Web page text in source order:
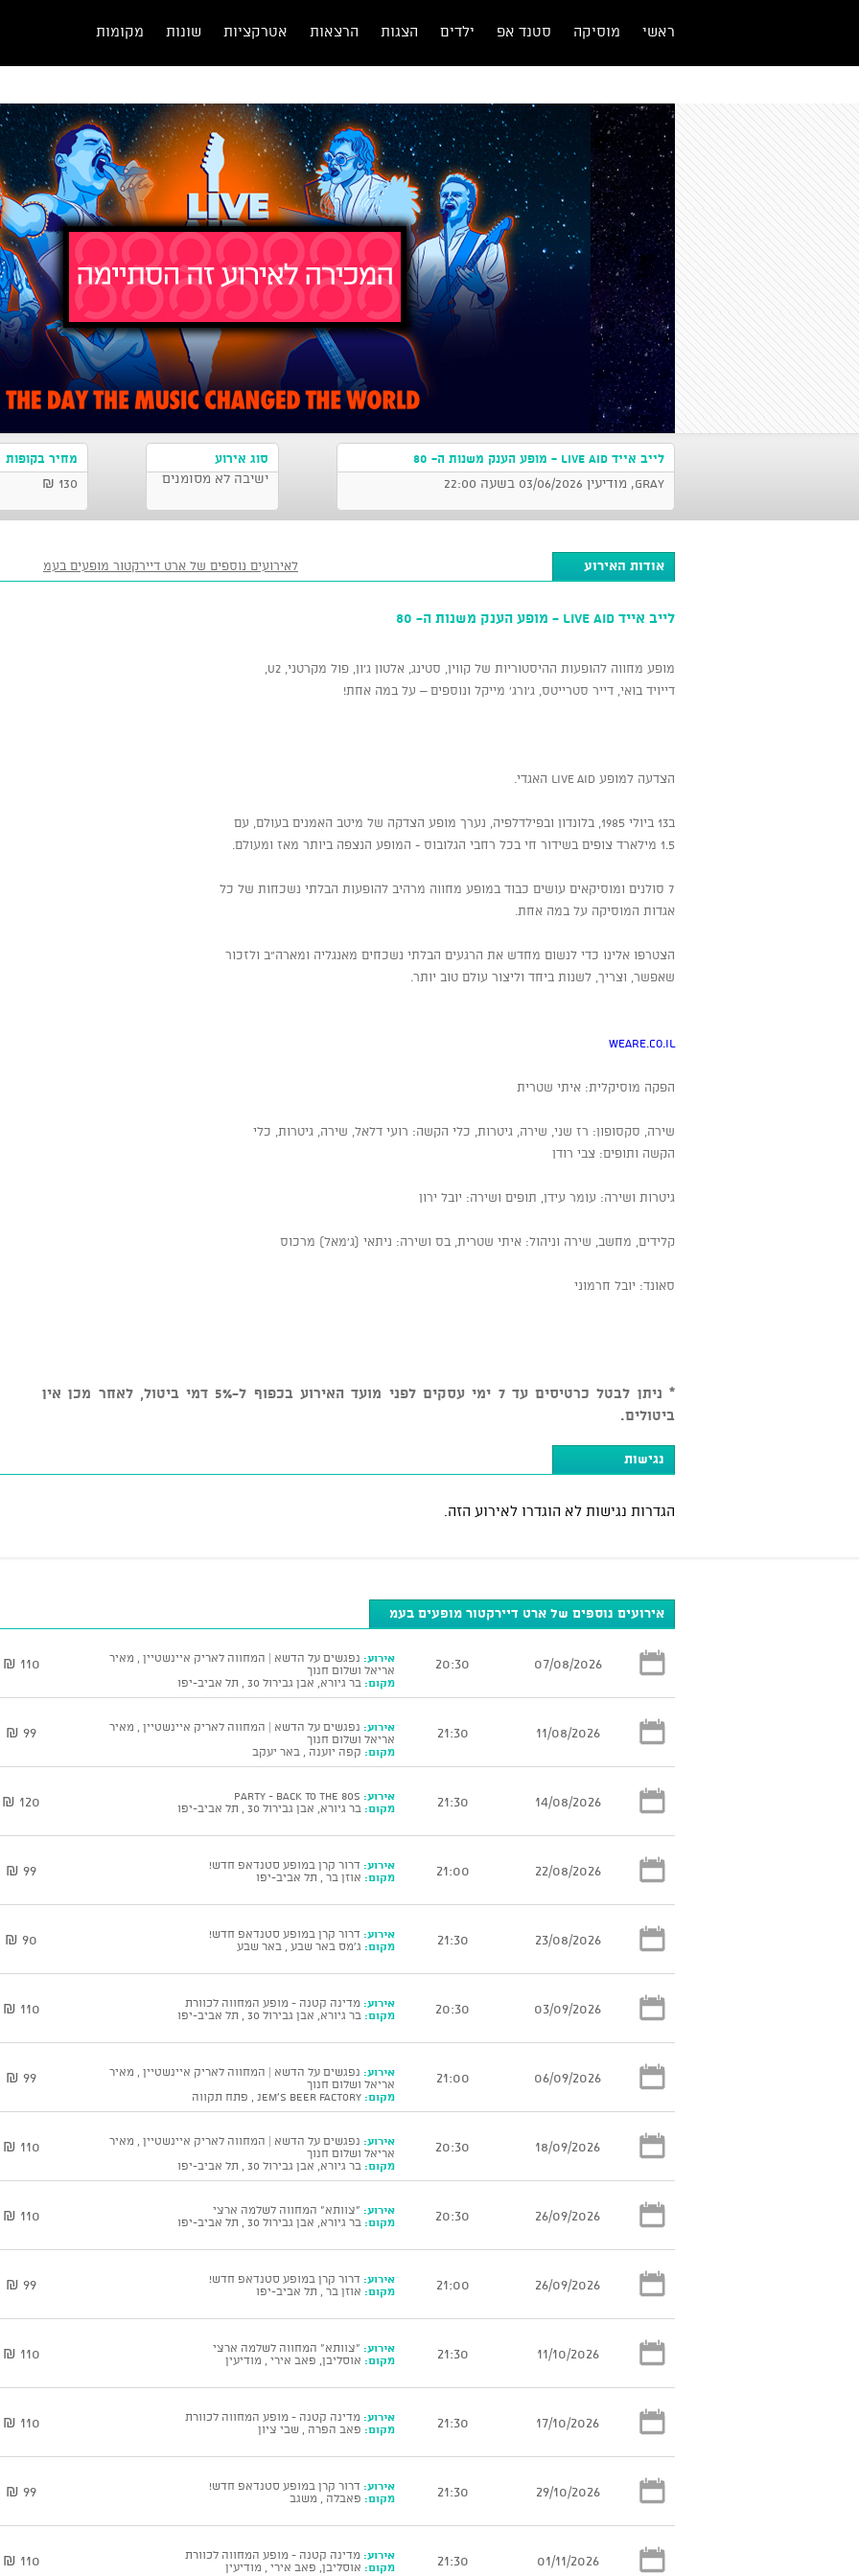
ראשי מוסיקה סטנד אפ ילדים הצגות הרצאות אטרקציות שונות מקומות
לייב אייד Live Aid - מופע הענק משנות ה- 80
GRAY, מודיעין 03/06/2026 בשעה 22:00
סוג אירוע
ישיבה לא מסומנים
מחיר בקופות
130 ₪
אודות האירוע לאירועים נוספים של ארט דיירקטור מופעים בעמ
לייב אייד Live Aid - מופע הענק משנות ה- 80
מופע מחווה להופעות ההיסטוריות של קווין, סטינג, אלטון ג'ון, פול מקרטני, U2,
דייויד בואי, דייר סטרייטס, ג'ורג' מייקל ונוספים – על במה אחת!
הצדעה למופע LIVE AID האגדי.
ב13 ביולי 1985, בלונדון ובפילדלפיה, נערך מופע הצדקה של מיטב האמנים בעולם, עם
1.5 מילארד צופים בשידור חי בכל רחבי הגלובוס - המופע הנצפה ביותר מאז ומעולם.
7 סולנים ומוסיקאים עושים כבוד במופע מחווה מרהיב להופעות הבלתי נשכחות של כל
אגדות המוסיקה על במה אחת.
הצטרפו אלינו כדי לנשום מחדש את הרגעים הבלתי נשכחים מאנגליה ומארה"ב ולזכור
שאפשר, וצריך, לשנות ביחד וליצור עולם טוב יותר.
weAre.co.il
הפקה מוסיקלית: איתי שטרית
​שירה, סקסופון: רז שני, שירה, גיטרות, כלי הקשה: רועי דלאל, שירה, גיטרות, כלי
הקשה ותופים: צבי רודן
גיטרות ושירה: עומר עידן, תופים ושירה: יובל ירון
קלידים, מחשב, שירה וניהול: איתי שטרית, בס ושירה: ניתאי (ג'מאל) מרכוס
סאונד: יובל חרמוני
* ניתן לבטל כרטיסים עד 7 ימי עסקים לפני מועד האירוע בכפוף ל-5% דמי ביטול, לאחר מכן אין
ביטולים.
נגישות
הגדרות נגישות לא הוגדרו לאירוע הזה.
אירועים נוספים של ארט דיירקטור מופעים בעמ
07/08/2026
20:30 אירוע: נפגשים על הדשא | המחווה לאריק איינשטיין , מאיר
אריאל ושלום חנוך
מקום: בר גיורא, אבן גבירול 30 , תל אביב-יפו
110 ₪
11/08/2026
21:30 אירוע: נפגשים על הדשא | המחווה לאריק איינשטיין , מאיר
אריאל ושלום חנוך
מקום: קפה יוענה , באר יעקב
99 ₪
14/08/2026
21:30 אירוע:
מקום: בר גיורא, אבן גבירול 30 , תל אביב-יפו 120 ₪
22/08/2026
21:00 אירוע: דרור קרן במופע סטנדאפ חדש!
מקום: אוזן בר , תל אביב-יפו 99 ₪
23/08/2026
21:30 אירוע: דרור קרן במופע סטנדאפ חדש!
מקום: ג'מס באר שבע , באר שבע 90 ₪
03/09/2026
20:30 אירוע: מדינה קטנה - מופע המחווה לכוורת
מקום: בר גיורא, אבן גבירול 30 , תל אביב-יפו 110 ₪
06/09/2026
21:00 אירוע: נפגשים על הדשא | המחווה לאריק איינשטיין , מאיר
אריאל ושלום חנוך
מקום:
99 ₪
18/09/2026
20:30 אירוע: נפגשים על הדשא | המחווה לאריק איינשטיין , מאיר
אריאל ושלום חנוך
מקום: בר גיורא, אבן גבירול 30 , תל אביב-יפו
110 ₪
26/09/2026
20:30 אירוע: "צוותא" המחווה לשלמה ארצי
מקום: בר גיורא, אבן גבירול 30 , תל אביב-יפו 110 ₪
26/09/2026
21:00 אירוע: דרור קרן במופע סטנדאפ חדש!
מקום: אוזן בר , תל אביב-יפו 99 ₪
11/10/2026
21:30 אירוע: "צוותא" המחווה לשלמה ארצי
מקום: אוסליבן, פאב אירי , מודיעין 110 ₪
17/10/2026
21:30 אירוע: מדינה קטנה - מופע המחווה לכוורת
מקום: פאב הפרה , שבי ציון 110 ₪
29/10/2026
21:30 אירוע: דרור קרן במופע סטנדאפ חדש!
מקום: פאבלה , משגב 99 ₪
01/11/2026
21:30 אירוע: מדינה קטנה - מופע המחווה לכוורת
מקום: אוסליבן, פאב אירי , מודיעין 110 ₪